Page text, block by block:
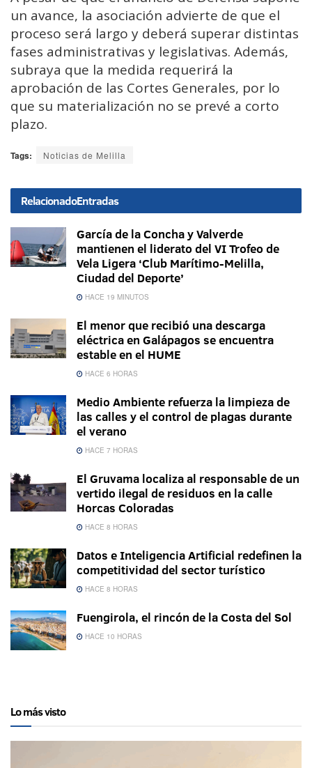
un avance, la asociación advierte de que el
proceso será largo y deberá superar distintas
fases administrativas y legislativas. Además,
subraya que la medida requerirá la
aprobación de las Cortes Generales, por lo
que su materialización no se prevé a corto
plazo.
Tags: Noticias de Melilla
RelacionadoEntradas
García de la Concha y Valverde
mantienen el liderato del VI Trofeo de
Vela Ligera ‘Club Marítimo-Melilla,
Ciudad del Deporte’
HACE 19 MINUTOS
El menor que recibió una descarga
eléctrica en Galápagos se encuentra
estable en el HUME
HACE 6 HORAS
Medio Ambiente refuerza la limpieza de
las calles y el control de plagas durante
el verano
HACE 7 HORAS
El Gruvama localiza al responsable de un
vertido ilegal de residuos en la calle
Horcas Coloradas
HACE 8 HORAS
Datos e Inteligencia Artificial redefinen la
competitividad del sector turístico
HACE 8 HORAS
Fuengirola, el rincón de la Costa del Sol
HACE 10 HORAS
Lo más visto